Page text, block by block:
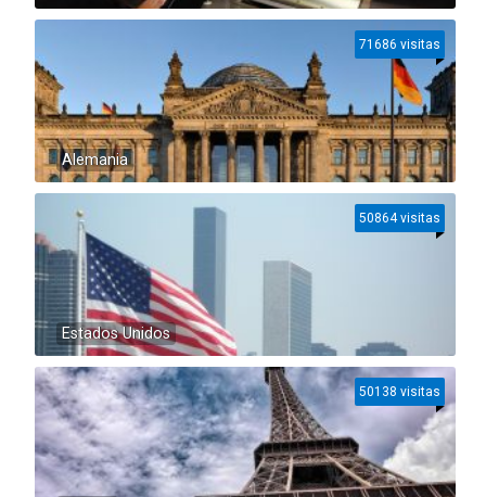
Alemania
71686 visitas
Estados Unidos
50864 visitas
50138 visitas